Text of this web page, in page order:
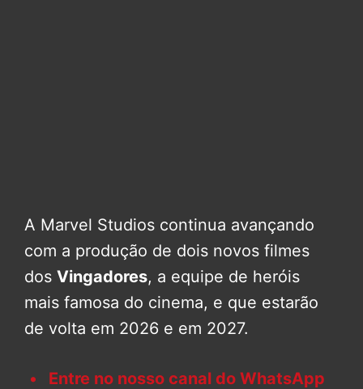
A Marvel Studios continua avançando
com a produção de dois novos filmes
dos Vingadores, a equipe de heróis
mais famosa do cinema, e que estarão
de volta em 2026 e em 2027.
Entre no nosso canal do WhatsApp